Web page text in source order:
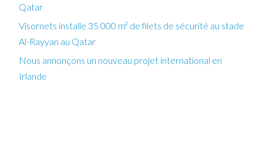
Qatar
Visornets installe 35 000 m² de filets de sécurité au stade
Al-Rayyan au Qatar
Nous annonçons un nouveau projet international en
Irlande